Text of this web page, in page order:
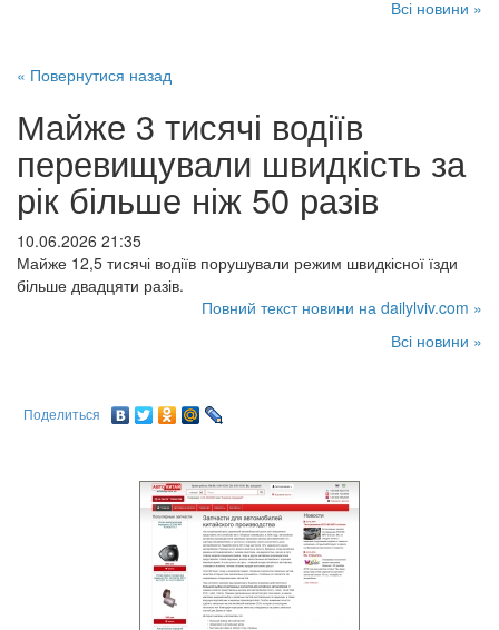
Всі новини »
« Повернутися назад
Майже 3 тисячі водіїв
перевищували швидкість за
рік більше ніж 50 разів
10.06.2026 21:35
Майже 12,5 тисячі водіїв порушували режим швидкісної їзди
більше двадцяти разів.
Повний текст новини на dailylviv.com »
Всі новини »
Поделиться